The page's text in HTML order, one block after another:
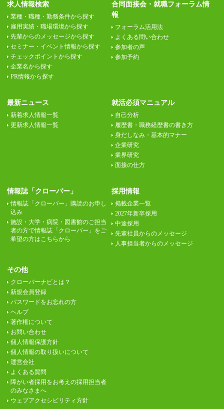
求人情報検索
業種・職種・勤務条件から探す
雇用実績・職場環境から探す
先輩からのメッセージから探す
セミナー・イベント情報から探す
チェックポイントから探す
企業名から探す
PR情報から探す
合同面接会・就職フォーラム情
報
フォーラム活用法
よくある問い合わせ
参加者の声
参加予約
最新ニュース
新着求人情報一覧
更新求人情報一覧
就活必須マニュアル
自己分析
履歴書・職務経歴書の書き方
身だしなみ・基本的マナー
企業研究
業界研究
面接の仕方
情報誌「クローバー」
情報誌「クローバー」購読のお申し
込み
施設・大学・病院・図書館のご担当
者の方で情報誌「クローバー」をご
希望の方はこちらから
採用情報
掲載企業一覧
2027年新卒採用
中途採用
先輩社員からのメッセージ
人事担当者からのメッセージ
その他
クローバーナビとは？
新規会員登録
パスワードをお忘れの方
ヘルプ
著作権について
お問い合わせ
個人情報保護方針
個人情報の取り扱いについて
運営会社
よくある質問
障がい者採用をお考えの採用担当者
のみなさまへ
ウェブアクセシビリティ方針